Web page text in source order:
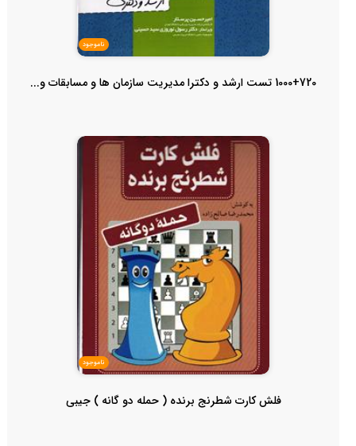
ناموجود
1000+720 تست ارشد و دکترا مدیریت سازمان ها و مسابقات و...
ناموجود
فلش کارت شطرنج برنده ( حمله دو گانه ) جیبی